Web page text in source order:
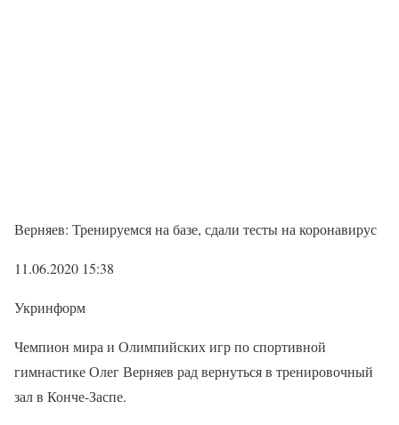
Верняев: Тренируемся на базе, сдали тесты на коронавирус
11.06.2020 15:38
Укринформ
Чемпион мира и Олимпийских игр по спортивной
гимнастике Олег Верняев рад вернуться в тренировочный
зал в Конче-Заспе.